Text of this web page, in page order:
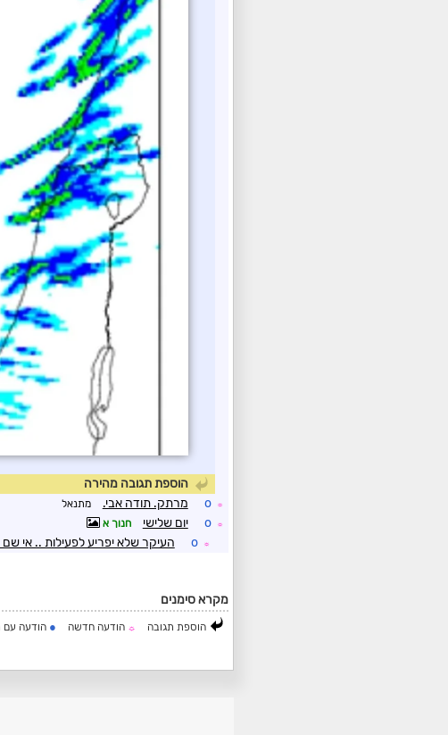
הוספת תגובה מהירה
☼
o מרתק. תודה אבי. מתנאל
☼
o יום שלישי חנוך א
☼
o העיקר שלא יפריע לפעילות .. אי שם
מקרא סימנים
הוספת תגובה ☼ הודעה חדשה ● הודעה עם